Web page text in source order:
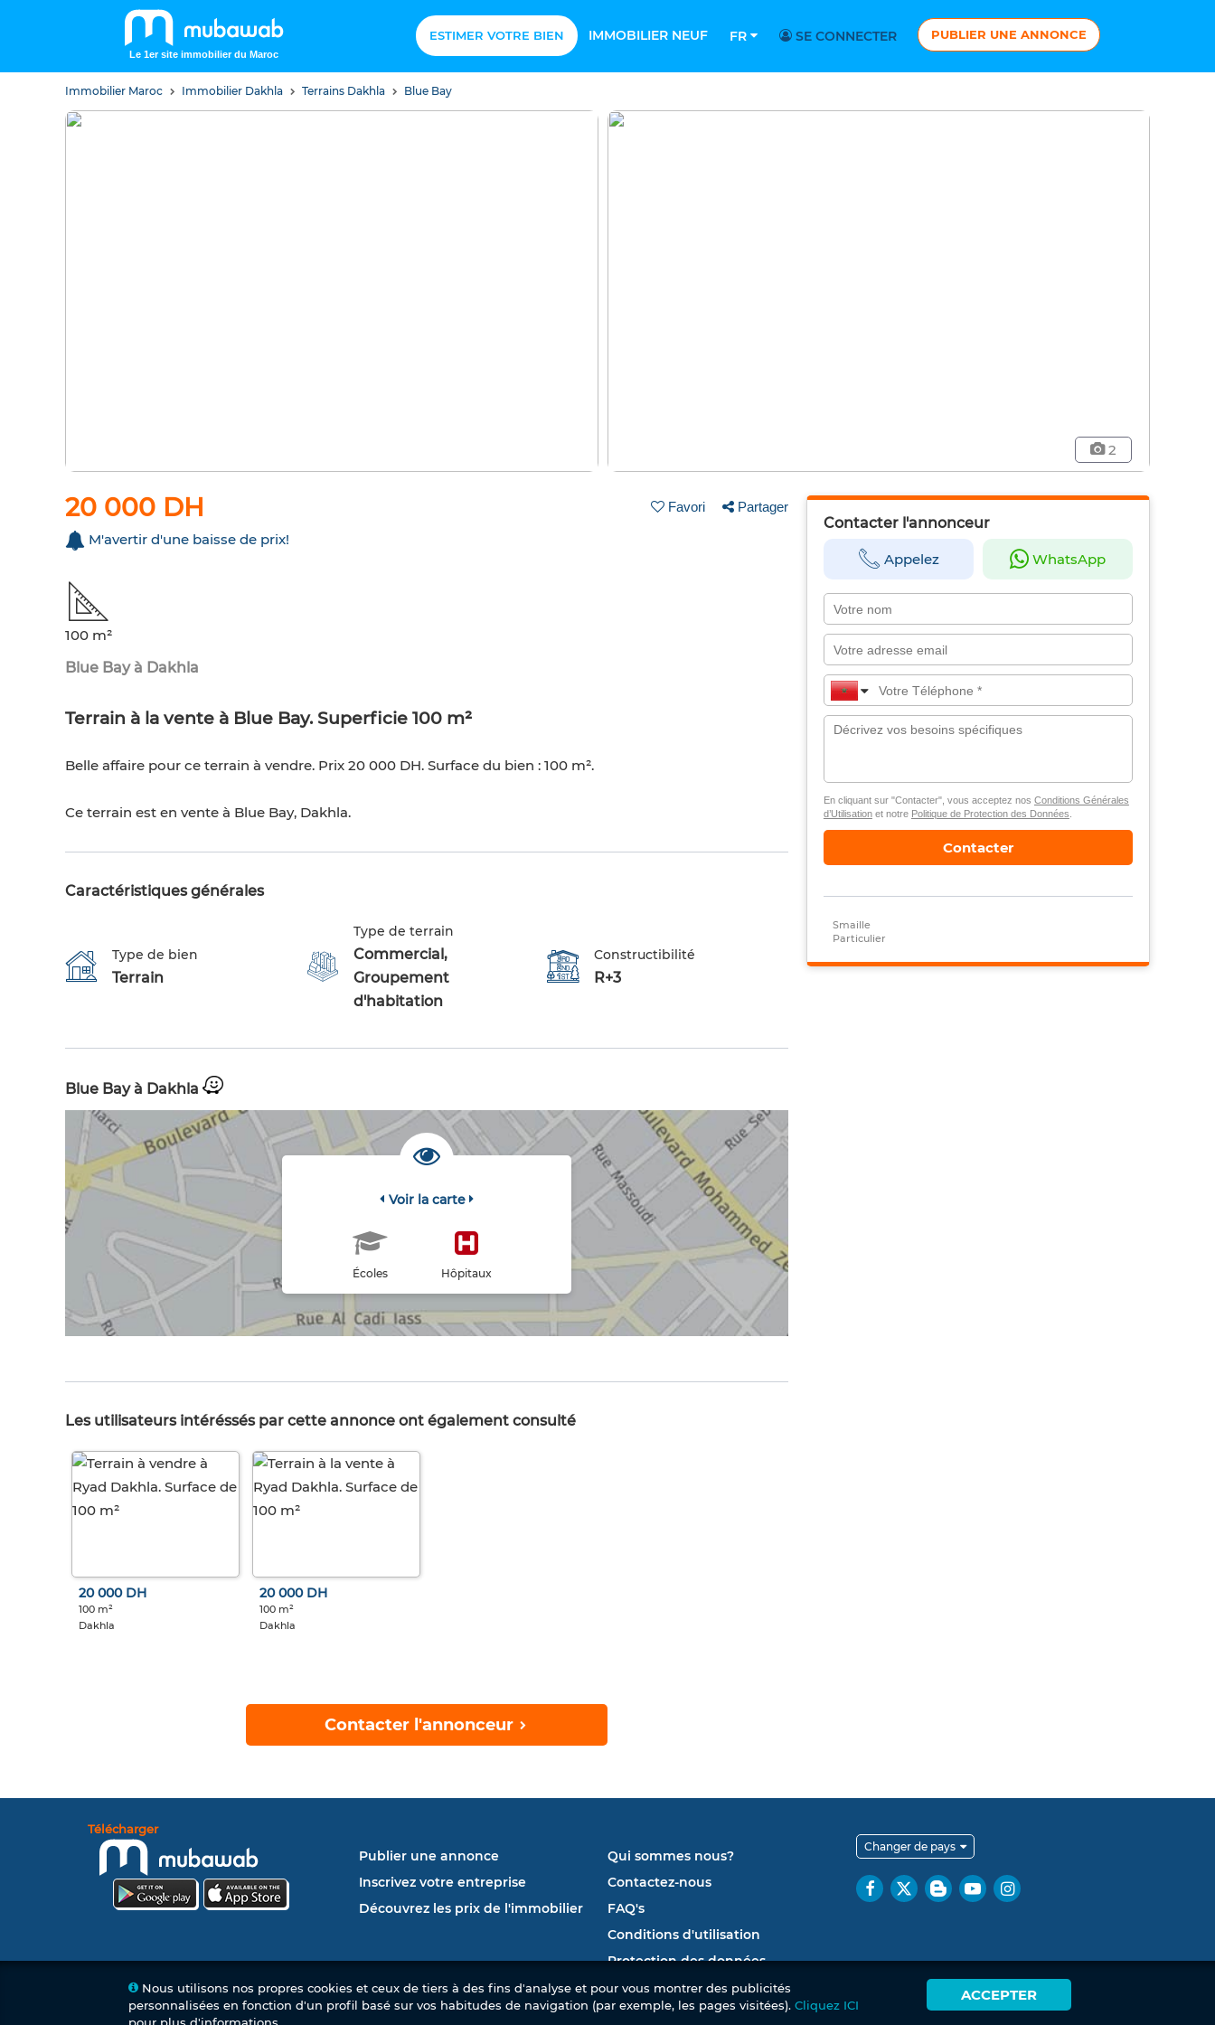
Le 1er site immobilier du Maroc
ESTIMER VOTRE BIEN IMMOBILIER NEUF FR SE CONNECTER PUBLIER UNE ANNONCE
Immobilier Maroc Immobilier Dakhla Terrains Dakhla Blue Bay
2
20 000 DH Favori Partager
M'avertir d'une baisse de prix!
100 m²
Blue Bay à Dakhla
Terrain à la vente à Blue Bay. Superficie 100 m²
Belle affaire pour ce terrain à vendre. Prix 20 000 DH. Surface du bien : 100 m².
Ce terrain est en vente à Blue Bay, Dakhla.
Caractéristiques générales
Type de bien
Terrain
Type de terrain
Commercial,
Groupement
d'habitation
Constructibilité
R+3
Blue Bay à Dakhla
Voir la carte
Écoles Hôpitaux
Les utilisateurs intéréssés par cette annonce ont également consulté
20 000 DH
100 m²
Dakhla
20 000 DH
100 m²
Dakhla
Contacter l'annonceur
Contacter l'annonceur
Appelez WhatsApp
En cliquant sur "Contacter", vous acceptez nos Conditions Générales
d’Utilisationet notre Politique de Protection des Données
Contacter
Smaille
Particulier
Télécharger
Publier une annonce
Inscrivez votre entreprise
Découvrez les prix de l'immobilier
Qui sommes nous?
Contactez-nous
FAQ's
Conditions d'utilisation
Protection des données
Changer de pays
Nous utilisons nos propres cookies et ceux de tiers à des fins d'analyse et pour vous montrer des publicités
personnalisées en fonction d'un profil basé sur vos habitudes de navigation (par exemple, les pages visitées). Cliquez ICI
ACCEPTER